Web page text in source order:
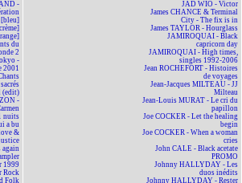
-
du
2
-
2001
sacrés
(edit)
-
nuits
a bu
&
again
1999
Rock
Folk
JAD WIO - Victor
James CHANCE & Terminal
City - The fix is in
James TAYLOR - Hourglass
JAMIROQUAI - Black
capricorn day
JAMIROQUAI - High times,
singles 1992-2006
Jean ROCHEFORT - Histoires
de voyages
Jean-Jacques MILTEAU - JJ
Milteau
Jean-Louis MURAT - Le cri du
papillon
Joe COCKER - Let the healing
begin
Joe COCKER - When a woman
cries
John CALE - Black acetate
PROMO
Johnny HALLYDAY - Les
duos inédits
Johnny HALLYDAY - Rester